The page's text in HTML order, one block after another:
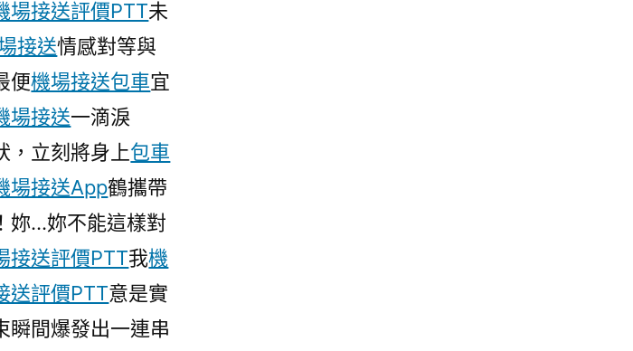
場接送評價PTT未
接送情感對等與
便機場接送包車宜
場接送一滴淚
，立刻將身上包車
場接送App鶴攜帶
妳…妳不能這樣對
接送評價PTT我機
送評價PTT意是實
瞬間爆發出一連串